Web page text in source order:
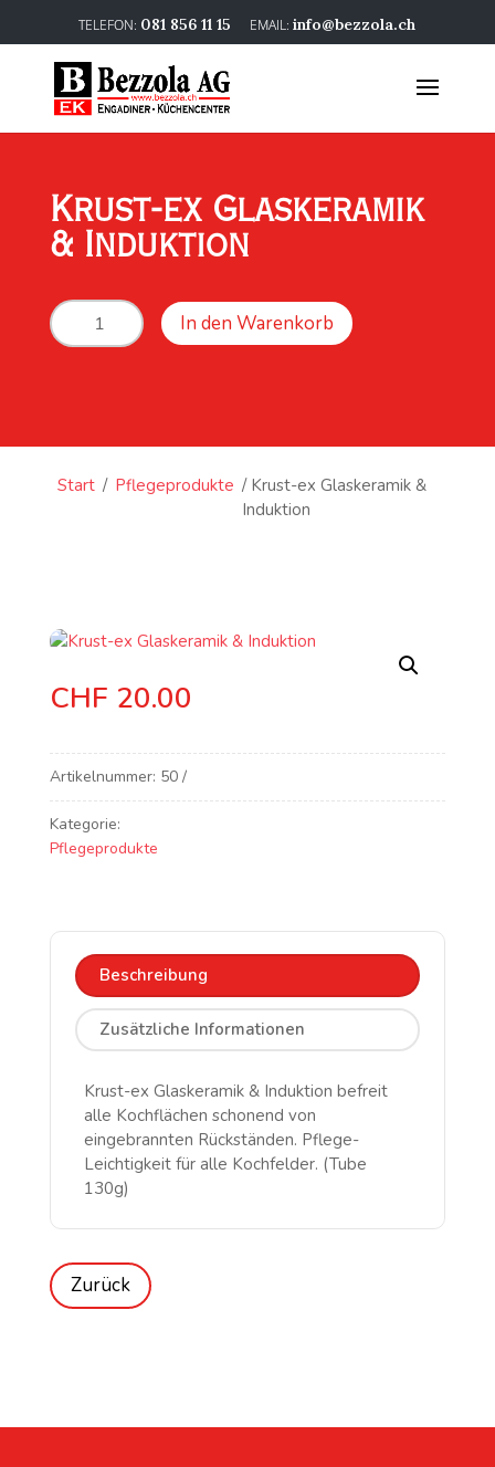
081 856 11 15 info@bezzola.ch
Krust-ex Glaskeramik
& Induktion
Krust-
ex
In den Warenkorb
Start / Pflegeprodukte / Krust-ex Glaskeramik &
Induktion
CHF 20.00
Artikelnummer: 50
Kategorie:
Pflegeprodukte
Beschreibung
Zusätzliche Informationen
Krust-ex Glaskeramik & Induktion befreit
alle Kochflächen schonend von
eingebrannten Rückständen. Pflege-
Leichtigkeit für alle Kochfelder. (Tube
130g)